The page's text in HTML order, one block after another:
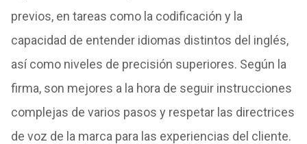
previos, en tareas como la codificación y la
capacidad de entender idiomas distintos del inglés,
así como niveles de precisión superiores. Según la
firma, son mejores a la hora de seguir instrucciones
complejas de varios pasos y respetar las directrices
de voz de la marca para las experiencias del cliente.